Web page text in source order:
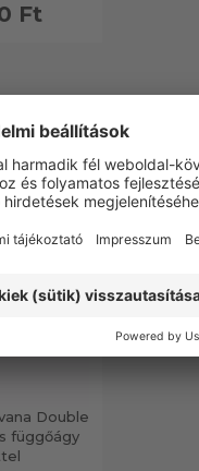
Ft
Double
függőágy